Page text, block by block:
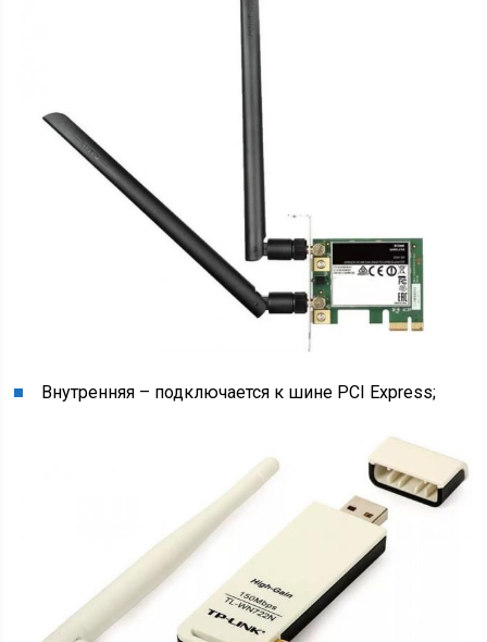
Внутренняя – подключается к шине PCI Express;